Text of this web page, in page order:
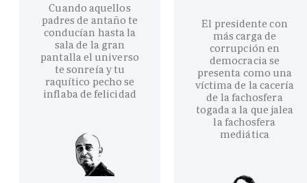
Cuando aquellos
padres de antaño te
conducían hasta la
sala de la gran
pantalla el universo
te sonreía y tu
raquítico pecho se
inflaba de felicidad
El presidente con
más carga de
corrupción en
democracia se
presenta como una
víctima de la cacería
de la fachosfera
togada a la que jalea
la fachosfera
mediática